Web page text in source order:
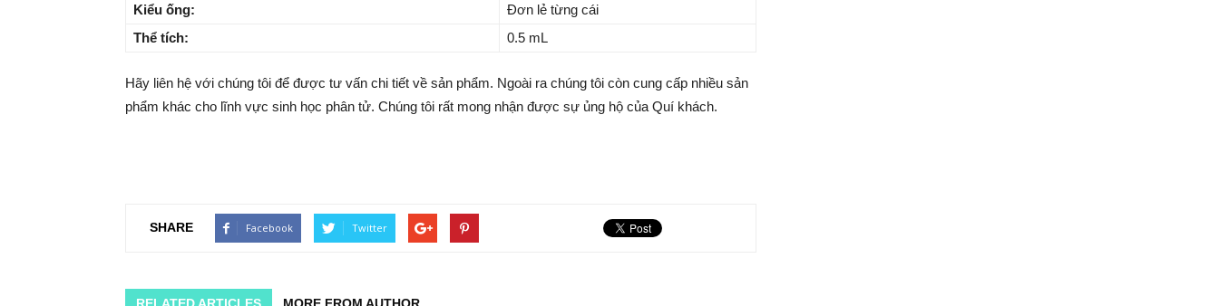
Kiểu ống:
Đơn lẻ từng cái
Thể tích:
0.5 mL
Hãy liên hệ với chúng tôi để được tư vấn chi tiết về sản phẩm. Ngoài ra chúng tôi còn cung cấp nhiều sản
phẩm khác cho lĩnh vực sinh học phân tử. Chúng tôi rất mong nhận được sự ủng hộ của Quí khách.
SHARE Facebook Twitter